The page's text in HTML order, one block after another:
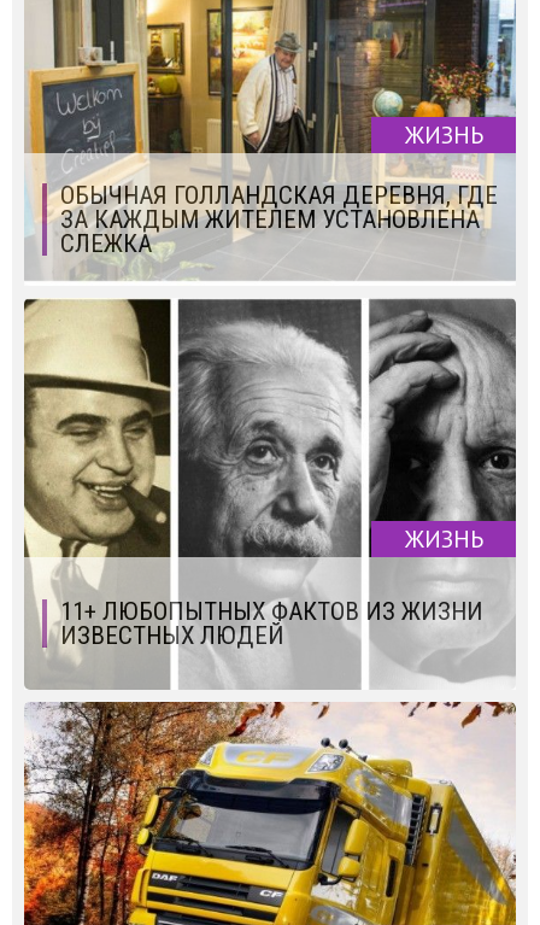
ЖИЗНЬ
ОБЫЧНАЯ ГОЛЛАНДСКАЯ ДЕРЕВНЯ, ГДЕ
ЗА КАЖДЫМ ЖИТЕЛЕМ УСТАНОВЛЕНА
СЛЕЖКА
ЖИЗНЬ
11+ ЛЮБОПЫТНЫХ ФАКТОВ ИЗ ЖИЗНИ
ИЗВЕСТНЫХ ЛЮДЕЙ